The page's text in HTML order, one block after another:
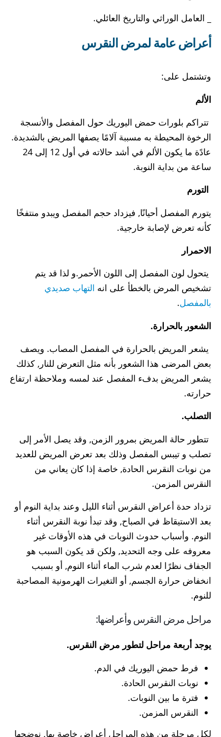
_ العامل الوراثي والتاريخ العائلي.
أعراض عامة لمرض النقرس
وتشتمل على:
الألم
تتراكم بلورات حمض اليوريك حول المفصل والأنسجة
الرخوة المحيطة به مسببة آلامًا يصفها المريض بالشديدة.
عادًة ما يكون الألم في أشد حالاته في أول 12 إلى 24
ساعة من بداية النوبة.
التورم
يتورم المفصل أحيانًا, فيزداد حجم المفصل ويبدو منتفخًا
كأنه تعرض لإصابة خارجية.
الاحمرار
يتحول لون المفصل إلى اللون الأحمر.و لذا قد يتم
تشخيص المرض بالخطأ على انه التهاب صديدي
بالمفصل.
الشعور بالحرارة.
يشعر المريض بالحرارة في المفصل المصاب. ويصف
بعض المرضى هذا الشعور بأنه مثل التعرض للنار, كذلك
يشعر المريض بدفء المفصل عند لمسه وملاحظة ارتفاع
حرارته.
التصلب.
تتطور حالة المريض بمرور الزمن, وقد يصل الأمر إلى
تصلب و تيبس المفصل وذلك بعد تعرض المريض للعديد
من نوبات النقرس الحادة, خاصة إذا كان يعاني من
النقرس المزمن.
تزداد حدة أعراض النقرس أثناء الليل وعند بداية النوم أو
بعد الاستيقاظ في الصباح, وقد تبدأ نوبة النقرس أثناء
النوم. وأسباب حدوث النوبات في هذه الأوقات غير
معروفه على وجه التحديد, ولكن قد يكون السبب هو
الجفاف نظرًا لعدم شرب الماء أثناء النوم, أو بسبب
انخفاض حرارة الجسم, أو التغيرات الهرمونية المصاحبة
للنوم.
مراحل مرض النقرس وأعراضها:
يوجد أربعة مراحل لتطور مرض النقرس.
فرط حمض اليوريك في الدم.
نوبات النقرس الحادة.
فترة ما بين النوبات.
النقرس المزمن.
لكل مرحلة من هذه المراحل أعراض خاصة بها, نوضحها